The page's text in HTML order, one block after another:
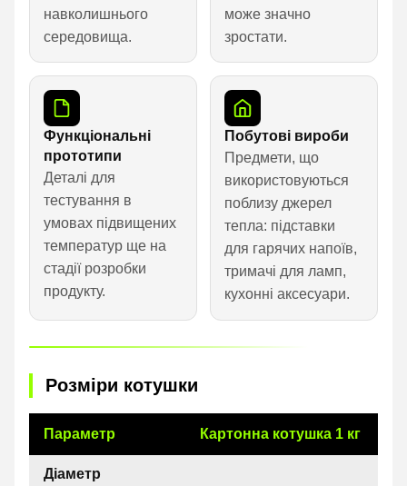
навколишнього
середовища.
може значно
зростати.
Функціональні
прототипи
Деталі для
тестування в
умовах підвищених
температур ще на
стадії розробки
продукту.
Побутові вироби
Предмети, що
використовуються
поблизу джерел
тепла: підставки
для гарячих напоїв,
тримачі для ламп,
кухонні аксесуари.
Розміри котушки
Параметр Картонна котушка 1 кг
Діаметр